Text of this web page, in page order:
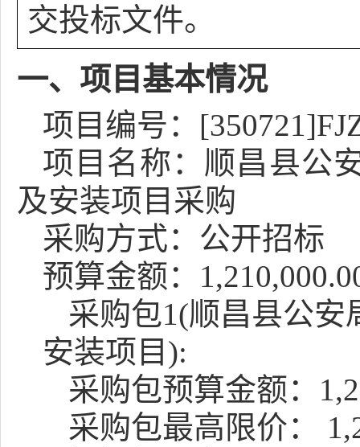
交投标文件。
一、项目基本情况
项目编号：
项目名称：顺昌县公
及安装项目采购
采购方式：公开招标
预算金额：
采购包1(顺昌县公
安装项目):
采购包预算金额：
采购包最高限价：